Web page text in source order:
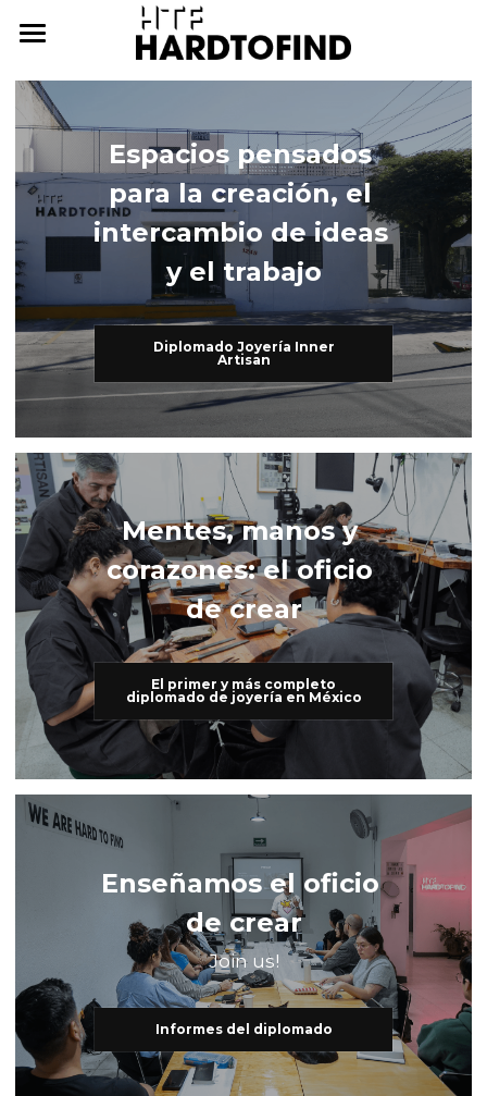
THE WHAT
The What
Inner Artisan
International Workshops
Further Studies
Try Hard
THE WHO
The Who
At Home
Family
Dear Friends
THE WHY
THE HOW
ONLINE CAMPUS
THE ARCHIVE
cursos@htf.org.mx
Espacios pensados
para la creación, el
intercambio de ideas
y el trabajo
Diplomado Joyería Inner
Artisan
Mentes, manos y
corazones: el oficio
de crear
El primer y más completo
diplomado de joyería en México
Enseñamos el oficio
de crear
Join us!
Informes del diplomado